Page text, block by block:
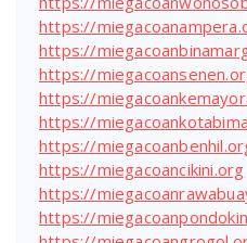
https://
https://
https://
https://
https://
https://
https://miegacoancikini.org
https://
https://